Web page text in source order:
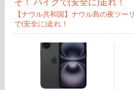
【ナウル共和国】ナウル島の夜ツー
で(安全に)走れ！